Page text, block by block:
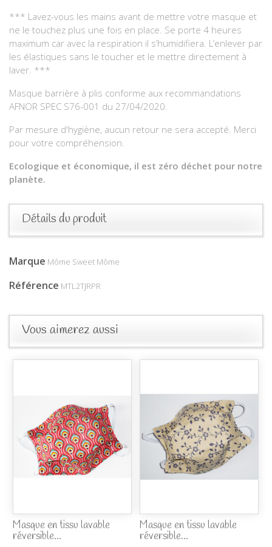
*** Lavez-vous les mains avant de mettre votre masque et
ne le touchez plus une fois en place. Se porte 4 heures
maximum car avec la respiration il s’humidifiera. L’enlever par
les élastiques sans le toucher et le mettre directement à
laver. ***
Masque barrière à plis conforme aux recommandations
AFNOR SPEC S76-001 du 27/04/2020.
Par mesure d'hygiène, aucun retour ne sera accepté. Merci
pour votre compréhension.
Ecologique et économique, il est zéro déchet pour notre
planète.
Détails du produit
Marque Môme Sweet Môme
Référence MTL2TJRPR
Vous aimerez aussi
Masque en tissu lavable
réversible...
Masque en tissu lavable
réversible...